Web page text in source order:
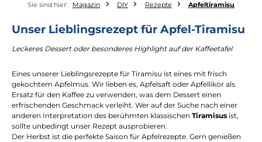
Sie sind hier: Magazin DIY Rezepte Apfeltiramisu
Unser Lieblingsrezept für Apfel-Tiramisu
Leckeres Dessert oder besonderes Highlight auf der Kaffeetafel
Eines unserer Lieblingsrezepte für Tiramisu ist eines mit frisch
gekochtem Apfelmus. Wir lieben es, Apfelsaft oder Apfellikör als
Ersatz für den Kaffee zu verwenden, was dem Dessert einen
erfrischenden Geschmack verleiht. Wer auf der Suche nach einer
anderen Interpretation des berühmten klassischen Tiramisus ist,
sollte unbedingt unser Rezept ausprobieren.
Der Herbst ist die perfekte Saison für Apfelrezepte. Gern genießen